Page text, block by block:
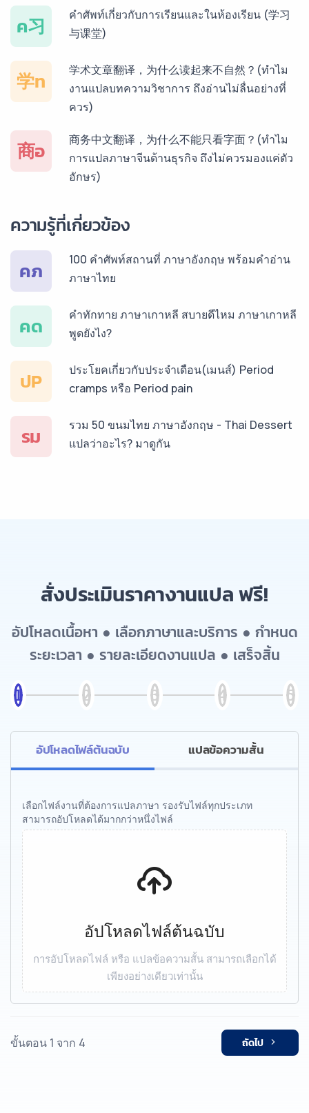
บริการรับแปลภาษาเวียดนาม ราคาเริ่มต้น 150฿
บริการรับแปลภาษาฝรั่งเศส ราคาเริ่มต้น 150฿
บริการรับแปลภาษาเยอรมัน ราคาเริ่มต้น 150฿
บริการรับแปลภาษารัสเซีย ราคาเริ่มต้น 150฿
ค习
คำศัพท์เกี่ยวกับการเรียนและในห้องเรียน (学习
与课堂)
学ท
学术文章翻译，为什么读起来不自然？(ทำไม
งานแปลบทความวิชาการ ถึงอ่านไม่ลื่นอย่างที่
ควร)
商อ
商务中文翻译，为什么不能只看字面？(ทำไม
การแปลภาษาจีนด้านธุรกิจ ถึงไม่ควรมองแค่ตัว
อักษร)
ความรู้ที่เกี่ยวข้อง
คภ
100 คำศัพท์สถานที่ ภาษาอังกฤษ พร้อมคำอ่าน
ภาษาไทย
คด
คำทักทาย ภาษาเกาหลี สบายดีไหม ภาษาเกาหลี
พูดยังไง?
ปP
ประโยคเกี่ยวกับประจำเดือน(เมนส์) Period
cramps หรือ Period pain
รม
รวม 50 ขนมไทย ภาษาอังกฤษ - Thai Dessert
แปลว่าอะไร? มาดูกัน
สั่งประเมินราคางานแปล ฟรี!
อัปโหลดเนื้อหา ● เลือกภาษาและบริการ ● กำหนด
ระยะเวลา ● รายละเอียดงานแปล ● เสร็จสิ้น
อัปโหลดไฟล์ต้นฉบับ แปลข้อความสั้น
เลือกไฟล์งานที่ต้องการแปลภาษา รองรับไฟล์ทุกประเภท
สามารถอัปโหลดได้มากกว่าหนึ่งไฟล์
อัปโหลดไฟล์ต้นฉบับ
การอัปโหลดไฟล์ หรือ แปลข้อความสั้น สามารถเลือกได้
เพียงอย่างเดียวเท่านั้น
ขั้นตอน 1 จาก 4 ถัดไป